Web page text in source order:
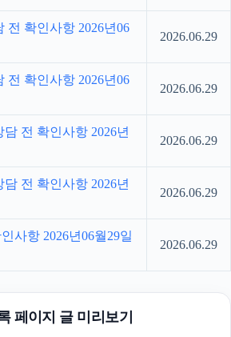
전 확인사항 2026년06
2026.06.29
전 확인사항 2026년06
2026.06.29
전 확인사항 2026년
2026.06.29
전 확인사항 2026년
2026.06.29
사항 2026년06월29일
2026.06.29
페이지 글 미리보기